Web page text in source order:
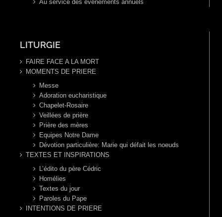
Au service des événements annuels
LITURGIE
FAIRE FACE A LA MORT
MOMENTS DE PRIERE
Messe
Adoration eucharistique
Chapelet-Rosaire
Veillées de prière
Prière des mères
Equipes Notre Dame
Dévotion particulière: Marie qui défait les noeuds
TEXTES ET INSPIRATIONS
L’édito du père Cédric
Homélies
Textes du jour
Paroles du Pape
INTENTIONS DE PRIERE